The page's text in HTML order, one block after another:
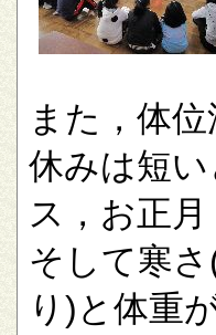
また，体
休みは短
ス，お正月
そして寒
り)と体重